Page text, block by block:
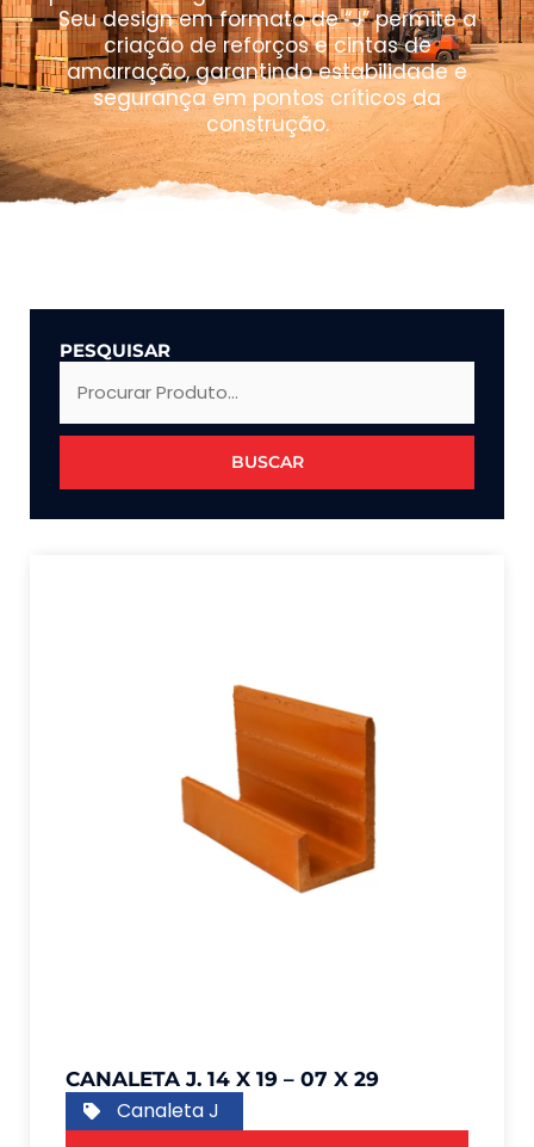
Seu design em formato de “J” permite a
criação de reforços e cintas de
amarração, garantindo estabilidade e
segurança em pontos críticos da
construção.
PESQUISAR
BUSCAR
CANALETA J. 14 X 19 – 07 X 29
Canaleta J